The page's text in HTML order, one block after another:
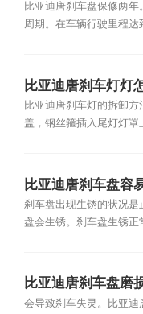
比亚迪唐刹车盘保修两
周期。在车辆行驶里程达
比亚迪唐刹车灯灯
比亚迪唐刹车灯的拆卸
盖，钢丝箍插入尾灯灯罩
比亚迪唐刹车盘容
刹车盘出现生锈的状况
盘会生锈。刹车盘生锈正
比亚迪唐刹车盘磨
会导致刹车失灵。比亚迪